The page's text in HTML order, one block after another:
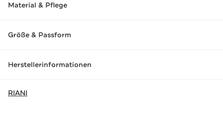
Material & Pflege
Größe & Passform
Herstellerinformationen
RIANI